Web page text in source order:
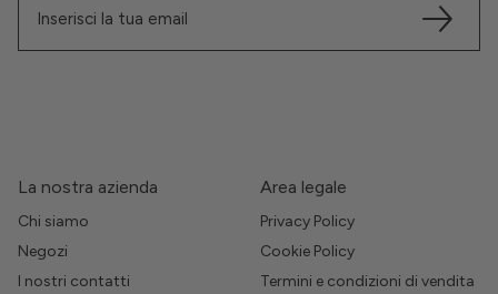
La nostra azienda
Chi siamo
Negozi
I nostri contatti
Area legale
Privacy Policy
Cookie Policy
Termini e condizioni di vendita